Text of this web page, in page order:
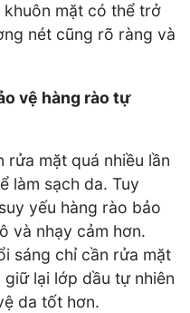
khuôn mặt có thể trở
nét cũng rõ ràng và
vệ hàng rào tự
rửa mặt quá nhiều lần
làm sạch da. Tuy
yếu hàng rào bảo
và nhạy cảm hơn.
sáng chỉ cần rửa mặt
lại lớp dầu tự nhiên
da tốt hơn.